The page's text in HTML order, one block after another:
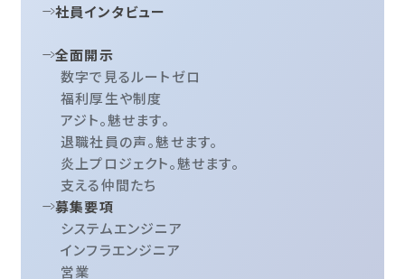
社員インタビュー
全面開示
数字で見るルートゼロ
福利厚生や制度
アジト。魅せます。
退職社員の声。魅せます。
炎上プロジェクト。魅せます。
支える仲間たち
募集要項
システムエンジニア
インフラエンジニア
営業